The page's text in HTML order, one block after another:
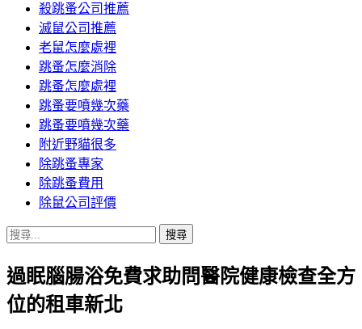
殺跳蚤公司推薦
滅鼠公司推薦
老鼠怎麼處裡
跳蚤怎麼消除
跳蚤怎麼處裡
跳蚤要噴幾次藥
跳蚤要噴幾次藥
附近野貓很多
除跳蚤專家
除跳蚤費用
除鼠公司評價
搜
關
鍵
字:
過眠腦腸浴免費求助問醫院健康檢查全方
位的租車新北